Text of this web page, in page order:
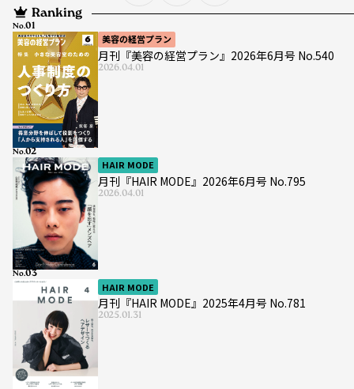
Ranking
美容の経営プラン
月刊『美容の経営プラン』2026年6月号 No.540
2026.04.01
No.
HAIR MODE
月刊『HAIR MODE』2026年6月号 No.795
2026.04.01
No.
HAIR MODE
月刊『HAIR MODE』2025年4月号 No.781
2025.01.31
No.